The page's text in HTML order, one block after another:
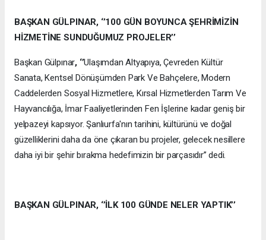
BAŞKAN GÜLPINAR, ‘’100 GÜN BOYUNCA ŞEHRİMİZİN
HİZMETİNE SUNDUĞUMUZ PROJELER’’
Başkan Gülpınar, ‘’Ulaşımdan Altyapıya, Çevreden Kültür
Sanata, Kentsel Dönüşümden Park Ve Bahçelere, Modern
Caddelerden Sosyal Hizmetlere, Kırsal Hizmetlerden Tarım Ve
Hayvancılığa, İmar Faaliyetlerinden Fen İşlerine kadar geniş bir
yelpazeyi kapsıyor. Şanlıurfa'nın tarihini, kültürünü ve doğal
güzelliklerini daha da öne çıkaran bu projeler, gelecek nesillere
daha iyi bir şehir bırakma hedefimizin bir parçasıdır’’ dedi.
BAŞKAN GÜLPINAR, ‘’İLK 100 GÜNDE NELER YAPTIK’’